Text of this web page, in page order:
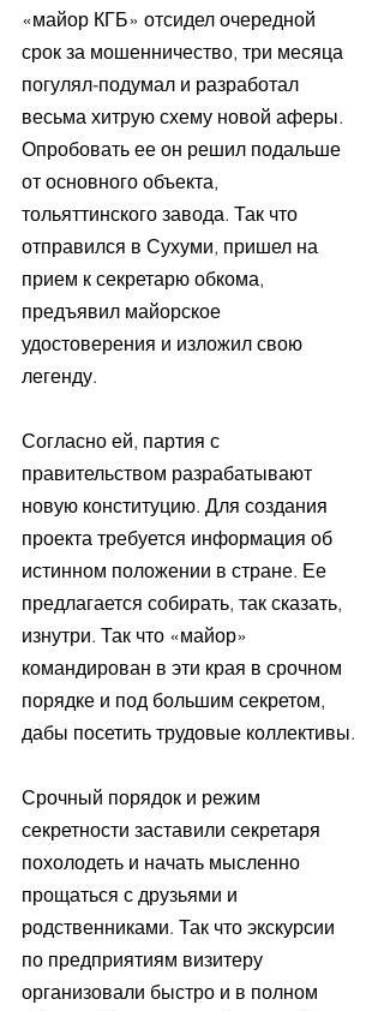
«майор КГБ» отсидел очередной
срок за мошенничество, три месяца
погулял-подумал и разработал
весьма хитрую схему новой аферы.
Опробовать ее он решил подальше
от основного объекта,
тольяттинского завода. Так что
отправился в Сухуми, пришел на
прием к секретарю обкома,
предъявил майорское
удостоверения и изложил свою
легенду.
Согласно ей, партия с
правительством разрабатывают
новую конституцию. Для создания
проекта требуется информация об
истинном положении в стране. Ее
предлагается собирать, так сказать,
изнутри. Так что «майор»
командирован в эти края в срочном
порядке и под большим секретом,
дабы посетить трудовые коллективы.
Срочный порядок и режим
секретности заставили секретаря
похолодеть и начать мысленно
прощаться с друзьями и
родственниками. Так что экскурсии
по предприятиям визитеру
организовали быстро и в полном